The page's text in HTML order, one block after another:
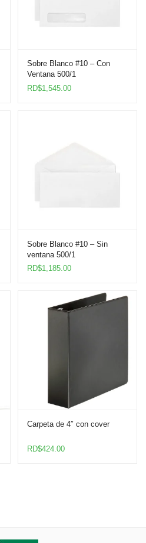
Sobre Blanco #10 – Con
Ventana 500/1
RD$1,545.00
Sobre Blanco #10 – Sin
ventana 500/1
RD$1,185.00
Carpeta de 4″ con cover
RD$424.00